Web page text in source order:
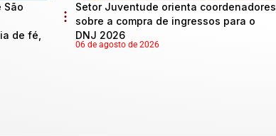
São
de fé,
Setor Juventude orienta coordenadores
sobre a compra de ingressos para o
DNJ 2026
06 de agosto de 2026